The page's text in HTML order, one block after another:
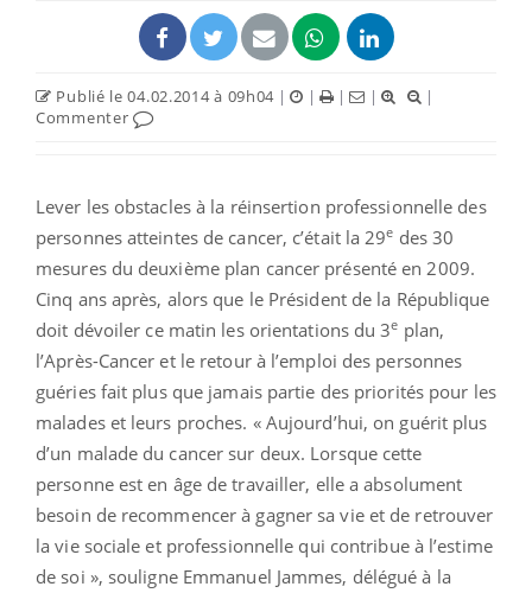
Publié le 04.02.2014 à 09h04 | | | |
|
Commenter
Lever les obstacles à la réinsertion professionnelle des
personnes atteintes de cancer, c’était la 29e des 30
mesures du deuxième plan cancer présenté en 2009.
Cinq ans après, alors que le Président de la République
doit dévoiler ce matin les orientations du 3e plan,
l’Après-Cancer et le retour à l’emploi des personnes
guéries fait plus que jamais partie des priorités pour les
malades et leurs proches. « Aujourd’hui, on guérit plus
d’un malade du cancer sur deux. Lorsque cette
personne est en âge de travailler, elle a absolument
besoin de recommencer à gagner sa vie et de retrouver
la vie sociale et professionnelle qui contribue à l’estime
de soi », souligne Emmanuel Jammes, délégué à la